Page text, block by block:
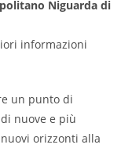
Niguarda di
informazioni
un punto di
nuove e più
orizzonti alla